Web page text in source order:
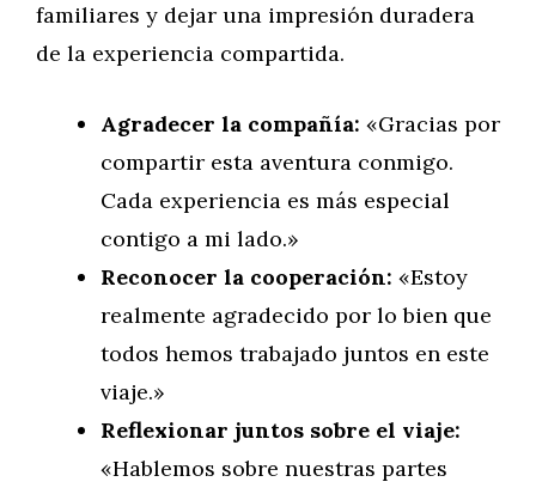
familiares y dejar una impresión duradera
de la experiencia compartida.
Agradecer la compañía: «Gracias por
compartir esta aventura conmigo.
Cada experiencia es más especial
contigo a mi lado.»
Reconocer la cooperación: «Estoy
realmente agradecido por lo bien que
todos hemos trabajado juntos en este
viaje.»
Reflexionar juntos sobre el viaje:
«Hablemos sobre nuestras partes